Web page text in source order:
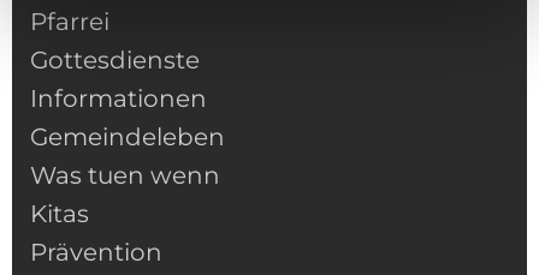
Pfarrei
Gottesdienste
Informationen
Gemeindeleben
Was tuen wenn
Kitas
Prävention